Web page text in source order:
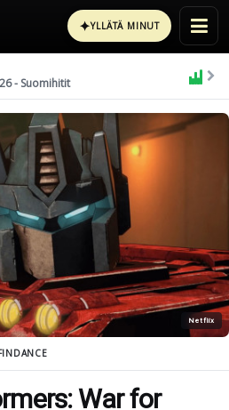
✦YLLÄTÄ MINUT
- Suomihitit
Netflix
War for